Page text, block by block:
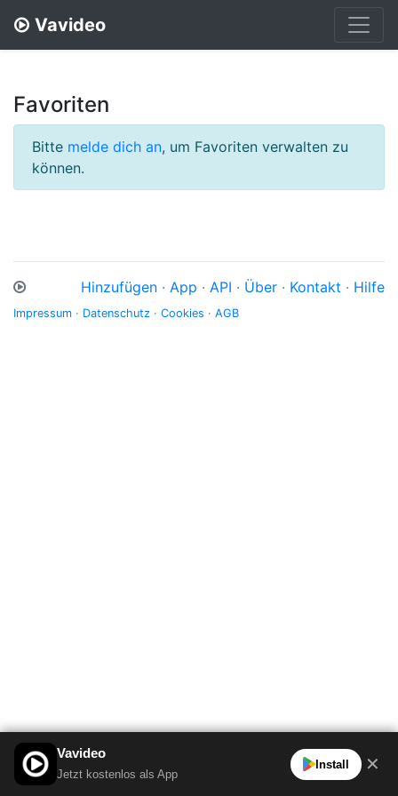
Vavideo
Favoriten
Bitte melde dich an, um Favoriten verwalten zu
können.
Hinzufügen · App · API · Über · Kontakt · Hilfe
Impressum · Datenschutz · Cookies · AGB
Vavideo
Jetzt kostenlos als App
Install ✕